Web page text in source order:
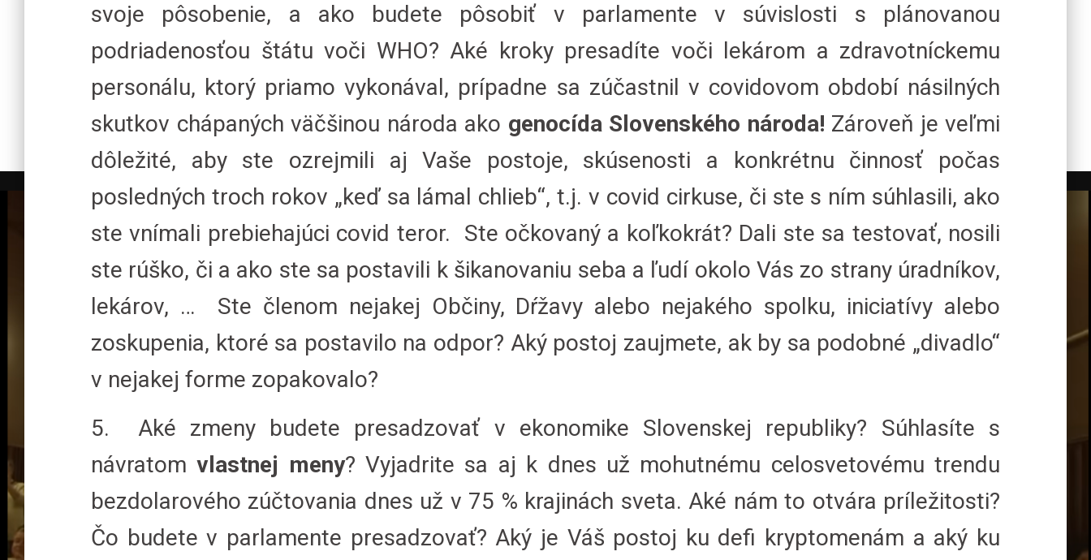
svoje pôsobenie, a ako budete pôsobiť v parlamente v súvislosti s plánovanou
podriadenosťou štátu voči WHO? Aké kroky presadíte voči lekárom a zdravotníckemu
personálu, ktorý priamo vykonával, prípadne sa zúčastnil v covidovom období násilných
skutkov chápaných väčšinou národa ako genocída Slovenského národa! Zároveň je veľmi
dôležité, aby ste ozrejmili aj Vaše postoje, skúsenosti a konkrétnu činnosť počas
posledných troch rokov „keď sa lámal chlieb“, t.j. v covid cirkuse, či ste s ním súhlasili, ako
ste vnímali prebiehajúci covid teror. Ste očkovaný a koľkokrát? Dali ste sa testovať, nosili
ste rúško, či a ako ste sa postavili k šikanovaniu seba a ľudí okolo Vás zo strany úradníkov,
lekárov, … Ste členom nejakej Občiny, Dŕžavy alebo nejakého spolku, iniciatívy alebo
zoskupenia, ktoré sa postavilo na odpor? Aký postoj zaujmete, ak by sa podobné „divadlo“
v nejakej forme zopakovalo?
5. Aké zmeny budete presadzovať v ekonomike Slovenskej republiky? Súhlasíte s
návratomvlastnej meny? Vyjadrite sa aj k dnes už mohutnému celosvetovému trendu
bezdolarového zúčtovania dnes už v 75 % krajinách sveta. Aké nám to otvára príležitosti?
Čo budete v parlamente presadzovať? Aký je Váš postoj ku defi kryptomenám a aký ku